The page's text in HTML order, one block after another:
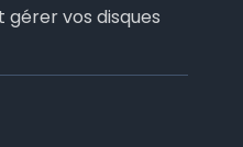
vos disques